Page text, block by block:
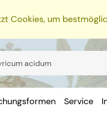
Cookies, um
Service